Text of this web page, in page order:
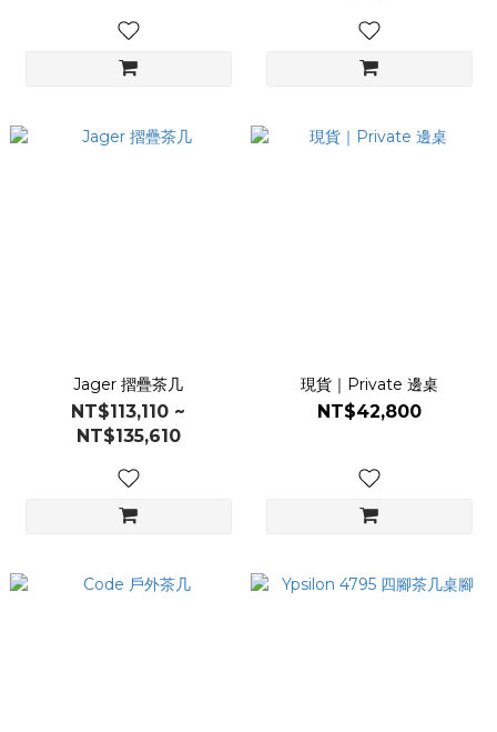
Jager 摺疊茶几
NT$113,110 ~
NT$135,610
現貨｜Private 邊桌
NT$42,800